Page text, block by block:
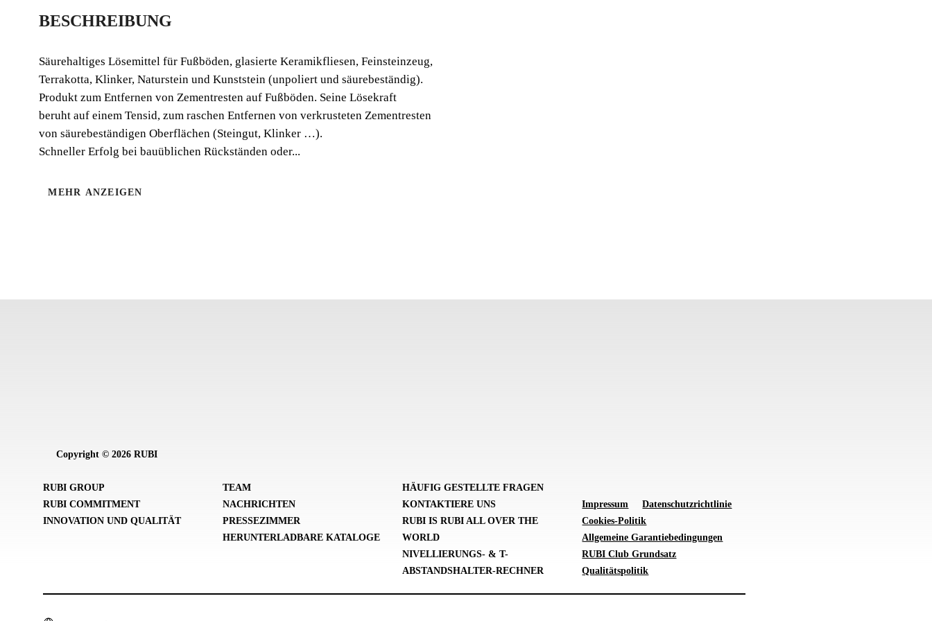
BESCHREIBUNG
Säurehaltiges Lösemittel für Fußböden, glasierte Keramikfliesen, Feinsteinzeug,
Terrakotta, Klinker, Naturstein und Kunststein (unpoliert und säurebeständig).
Produkt zum Entfernen von Zementresten auf Fußböden. Seine Lösekraft
beruht auf einem Tensid, zum raschen Entfernen von verkrusteten Zementresten
von säurebeständigen Oberflächen (Steingut, Klinker …).
Schneller Erfolg bei bauüblichen Rückständen oder...
MEHR ANZEIGEN
Copyright © 2026 RUBI
RUBI GROUP
RUBI COMMITMENT
INNOVATION UND QUALITÄT
TEAM
NACHRICHTEN
PRESSEZIMMER
HERUNTERLADBARE KATALOGE
HÄUFIG GESTELLTE FRAGEN
KONTAKTIERE UNS
RUBI IS RUBI ALL OVER THE
WORLD
NIVELLIERUNGS- & T-
ABSTANDSHALTER-RECHNER
Impressum
Datenschutzrichtlinie
Cookies-Politik
Allgemeine Garantiebedingungen
RUBI Club Grundsatz
Qualitätspolitik